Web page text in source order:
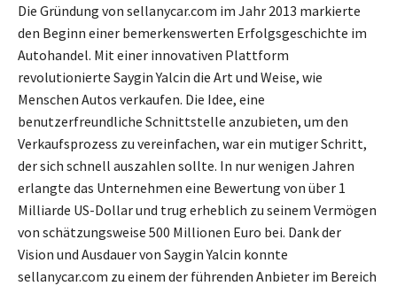
Die Gründung von sellanycar.com im Jahr 2013 markierte
den Beginn einer bemerkenswerten Erfolgsgeschichte im
Autohandel. Mit einer innovativen Plattform
revolutionierte Saygin Yalcin die Art und Weise, wie
Menschen Autos verkaufen. Die Idee, eine
benutzerfreundliche Schnittstelle anzubieten, um den
Verkaufsprozess zu vereinfachen, war ein mutiger Schritt,
der sich schnell auszahlen sollte. In nur wenigen Jahren
erlangte das Unternehmen eine Bewertung von über 1
Milliarde US-Dollar und trug erheblich zu seinem Vermögen
von schätzungsweise 500 Millionen Euro bei. Dank der
Vision und Ausdauer von Saygin Yalcin konnte
sellanycar.com zu einem der führenden Anbieter im Bereich